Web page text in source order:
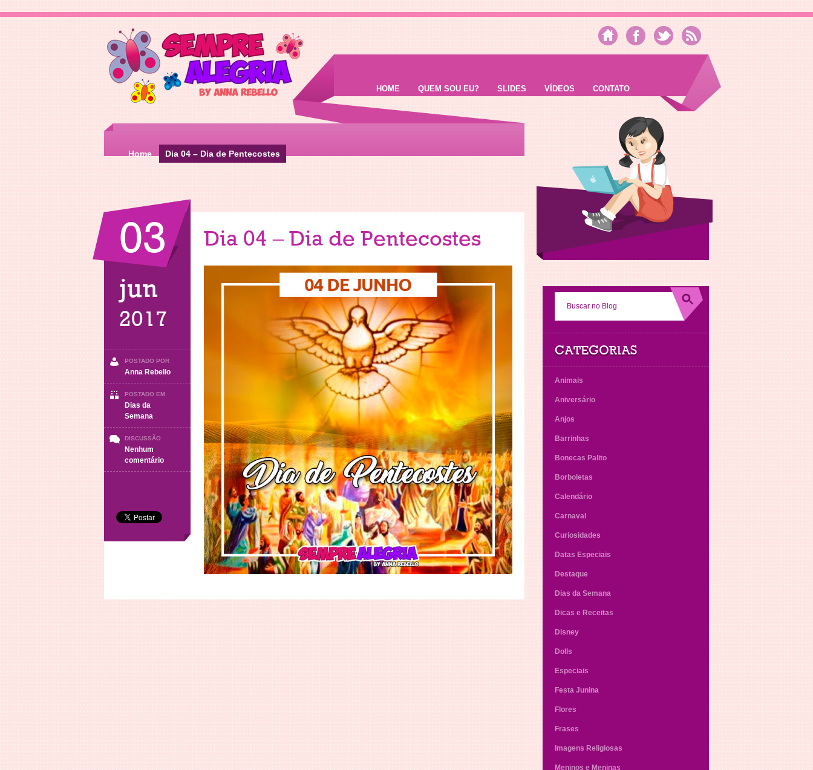
HOME QUEM SOU EU? SLIDES VÍDEOS CONTATO
Home Dia 04 – Dia de Pentecostes
03
jun
2017
POSTADO POR
Anna Rebello
POSTADO EM
Dias da
Semana
DISCUSSÃO
Nenhum
comentárioem
Dia
Pentecostes
Dia 04 – Dia de Pentecostes
CATEGORIAS
Animais
Aniversário
Anjos
Barrinhas
Bonecas Palito
Borboletas
Calendário
Carnaval
Curiosidades
Datas Especiais
Destaque
Dias da Semana
Dicas e Receitas
Disney
Dolls
Especiais
Festa Junina
Flores
Frases
Imagens Religiosas
Meninos e Meninas